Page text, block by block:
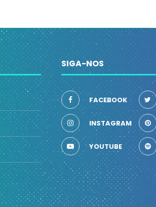
SIGA-NOS
FACEBOOK
INSTAGRAM
YOUTUBE